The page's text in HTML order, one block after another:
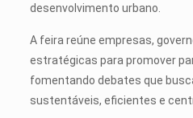
desenvolvimento urbano.
A feira reúne empresas,
estratégicas para promover
fomentando debates que
sustentáveis, eficientes e